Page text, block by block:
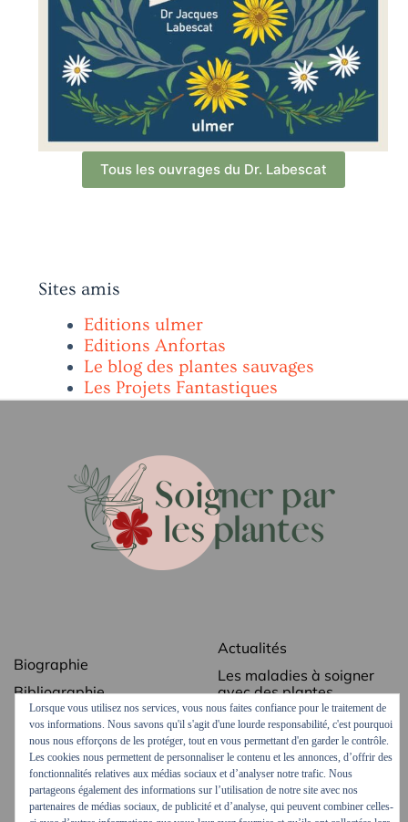
Tous les ouvrages du Dr. Labescat
Sites amis
Editions ulmer
Editions Anfortas
Le blog des plantes sauvages
Les Projets Fantastiques
Biographie
Bibliographie
Revue de presse
Contact
Mentions légales
Actualités
Les maladies à soigner
avec des plantes
Les secrets des plantes
médicinales
Ordonnances vertes
Podcasts et vidéos
Lorsque vous utilisez nos services, vous nous faites confiance pour le traitement de
vos informations. Nous savons qu'il s'agit d'une lourde responsabilité, c'est pourquoi
nous nous efforçons de les protéger, tout en vous permettant d'en garder le contrôle.
Les cookies nous permettent de personnaliser le contenu et les annonces, d’offrir des
fonctionnalités relatives aux médias sociaux et d’analyser notre trafic. Nous
partageons également des informations sur l’utilisation de notre site avec nos
partenaires de médias sociaux, de publicité et d’analyse, qui peuvent combiner celles-